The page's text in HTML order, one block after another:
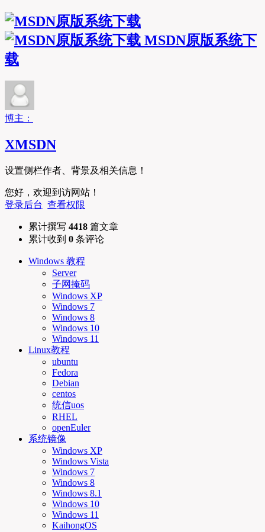
MSDN原版系统下
载
博主：
XMSDN
设置侧栏作者、背景及相关信息！
您好，欢迎到访网站！
登录后台 查看权限
累计撰写 4418 篇文章
累计收到 0 条评论
Windows 教程
Server
子网掩码
Windows XP
Windows 7
Windows 8
Windows 10
Windows 11
Linux教程
ubuntu
Fedora
Debian
centos
统信uos
RHEL
openEuler
系统镜像
Windows XP
Windows Vista
Windows 7
Windows 8
Windows 8.1
Windows 10
Windows 11
KaihongOS